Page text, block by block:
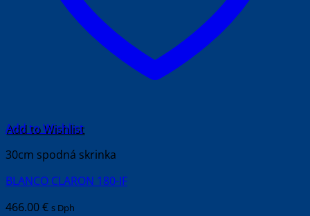
Add to Wishlist
30cm spodná skrinka
BLANCO CLARON 180-IF
466.00€ s Dph